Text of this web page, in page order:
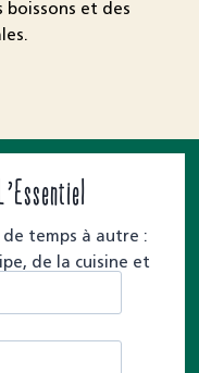
boissons et des
de temps à autre :
de la cuisine et